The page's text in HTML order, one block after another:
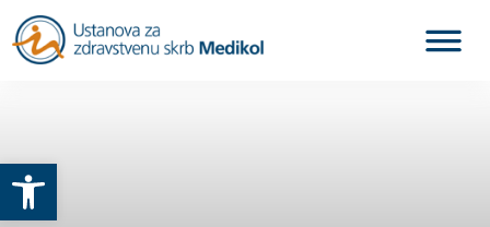
Otvori alatnu traku